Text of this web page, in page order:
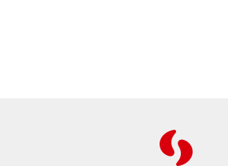
RFC